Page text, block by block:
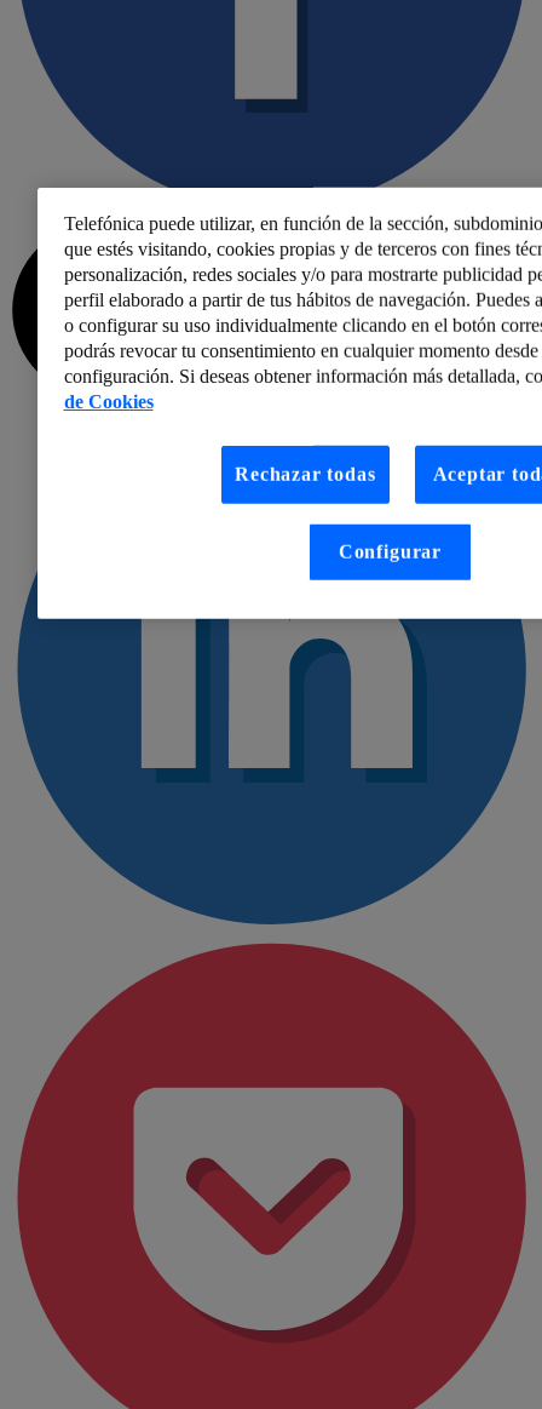
Telefónica puede utilizar, en función de la sección,
que estés visitando, cookies propias y de terceros con fines
personalización, redes sociales y/o para mostrarte publicidad
perfil elaborado a partir de tus hábitos de navegación. Puedes
o configurar su uso individualmente clicando en el botón
podrás revocar tu consentimiento en cualquier momento
configuración. Si deseas obtener información más detallada,
de Cookies
Rechazar todas Aceptar
Configurar